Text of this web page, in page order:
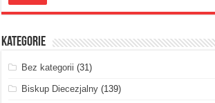
Kategorie
Bez kategorii (31)
Biskup Diecezjalny (139)